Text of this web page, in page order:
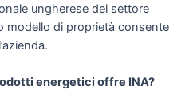
ungherese del settore
modello di proprietà consente
energetici offre INA?